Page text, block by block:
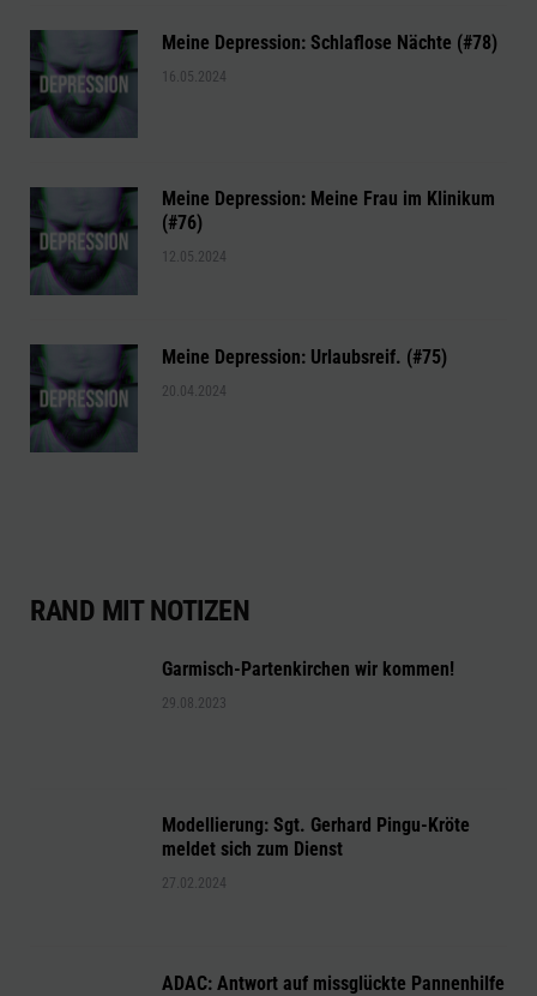
Meine Depression: Schlaflose Nächte (#78)
16.05.2024
Meine Depression: Meine Frau im Klinikum
(#76)
12.05.2024
Meine Depression: Urlaubsreif. (#75)
20.04.2024
RAND MIT NOTIZEN
Garmisch-Partenkirchen wir kommen!
29.08.2023
Modellierung: Sgt. Gerhard Pingu-Kröte
meldet sich zum Dienst
27.02.2024
ADAC: Antwort auf missglückte Pannenhilfe